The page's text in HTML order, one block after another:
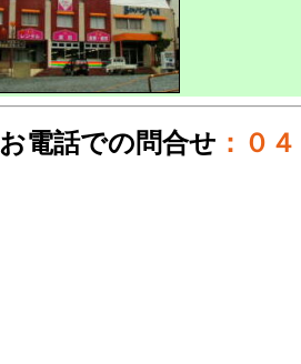
お電話での問合せ ：０